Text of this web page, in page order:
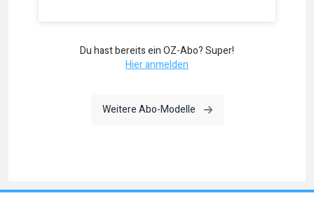
Du hast bereits ein OZ-Abo? Super!
Hier anmelden
Weitere Abo-Modelle